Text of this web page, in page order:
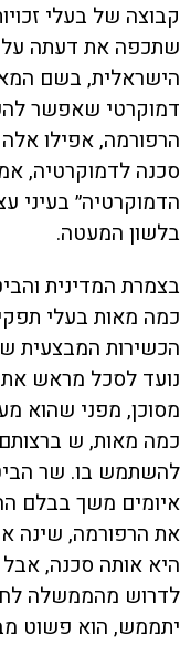
קבוצה של בעלי
שתכפה את דעתה על
הישראלית, בשם
דמוקרטי שאפשר
הרפורמה, אפילו
סכנה לדמוקרטיה,
הדמוקרטיה״ בעיני
בלשון המעטה.
בצמרת המדינית
כמה מאות בעלי
הכשירות המבצעית
נועד לסכל מראש
מסוכן, מפני שהוא
כמה מאות, ש
להשתמש בו. שר
איומים משך בבלם
את הרפורמה, שינה
היא אותה סכנה,
לדרוש מהממשלה
יתממש, הוא פשוט